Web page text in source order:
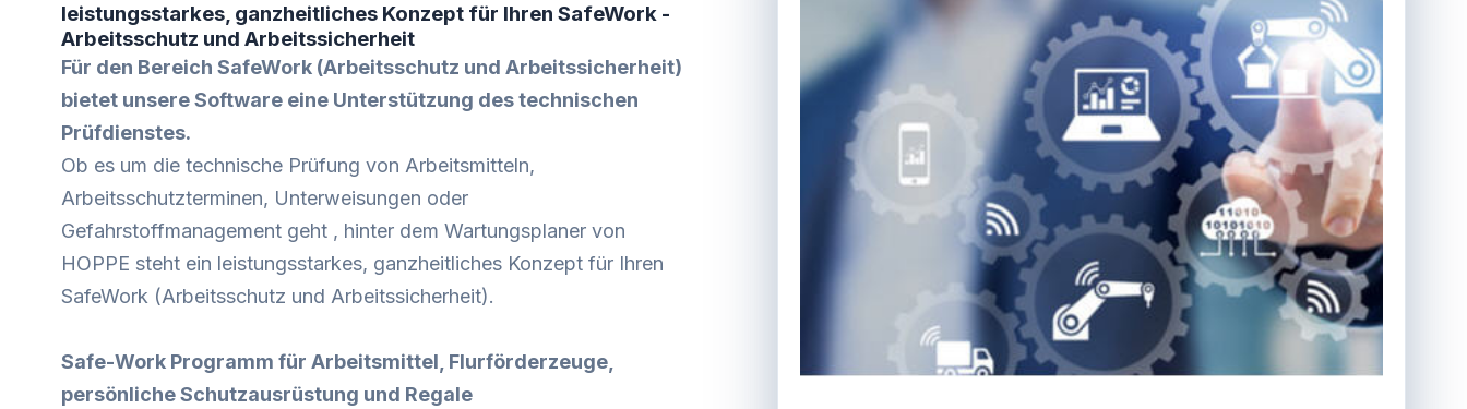
leistungsstarkes, ganzheitliches Konzept für Ihren SafeWork -
Arbeitsschutz und Arbeitssicherheit
Für den Bereich SafeWork (Arbeitsschutz und Arbeitssicherheit)
bietet unsere Software eine Unterstützung des technischen
Prüfdienstes.
Ob es um die technische Prüfung von Arbeitsmitteln,
Arbeitsschutzterminen, Unterweisungen oder
Gefahrstoffmanagement geht , hinter dem Wartungsplaner von
HOPPE steht ein leistungsstarkes, ganzheitliches Konzept für Ihren
SafeWork (Arbeitsschutz und Arbeitssicherheit).
Safe-Work Programm für Arbeitsmittel, Flurförderzeuge,
persönliche Schutzausrüstung und Regale